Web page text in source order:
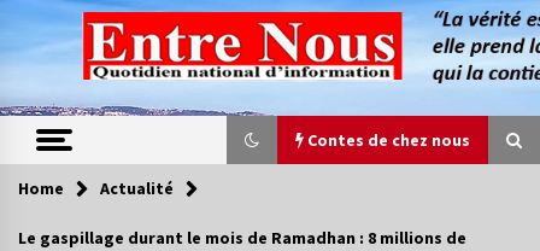
content
Contes de chez nous
Contes de chez nous
Home Actualité
Le gaspillage durant le mois de Ramadhan : 8 millions de